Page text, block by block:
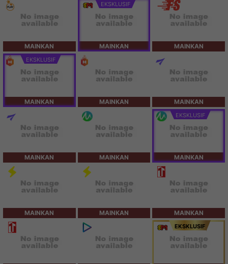
MAINKAN
EKSKLUSIF
MAINKAN MAINKAN
EKSKLUSIF
MAINKAN MAINKAN MAINKAN
MAINKAN MAINKAN
EKSKLUSIF
MAINKAN
MAINKAN MAINKAN MAINKAN
EKSKLUSIF